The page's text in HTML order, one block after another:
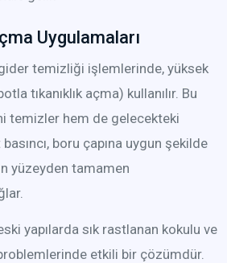
Uygulamaları
temizliği işlemlerinde, yüksek
tıkanıklık açma) kullanılır. Bu
temizler hem de gelecekteki
boru çapına uygun şekilde
yüzeyden tamamen
yapılarda sık rastlanan kokulu ve
etkili bir çözümdür.